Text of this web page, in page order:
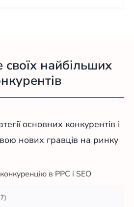
найбільших
основних конкурентів і
нових гравців на ринку
в PPC і SEO